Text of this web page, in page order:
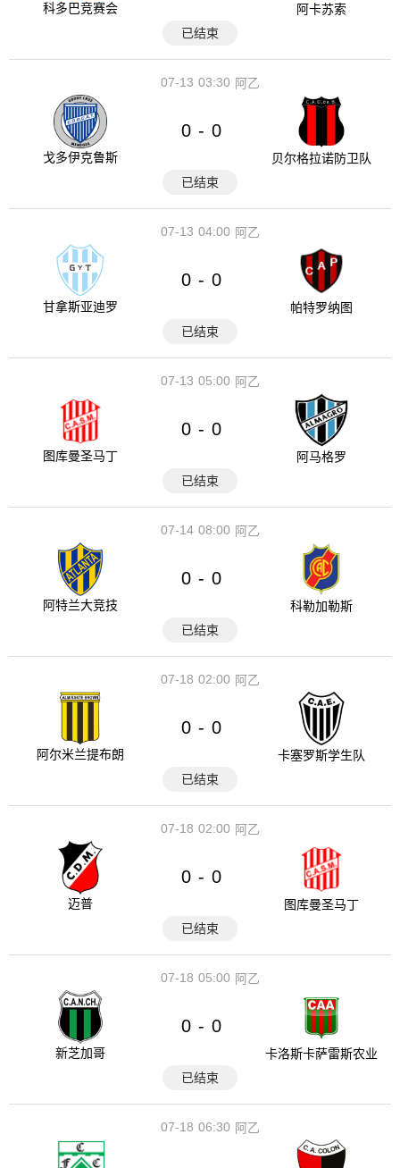
科多巴竞赛会
阿卡苏索
已结束
03:30
07-13 阿乙
戈多伊克鲁斯
0 - 0
贝尔格拉诺防卫队
已结束
04:00
07-13 阿乙
甘拿斯亚迪罗
0 - 0
帕特罗纳图
已结束
05:00
07-13 阿乙
图库曼圣马丁
0 - 0
阿马格罗
已结束
08:00
07-14 阿乙
阿特兰大竞技
0 - 0
科勒加勒斯
已结束
02:00
07-18 阿乙
阿尔米兰提布朗
0 - 0
卡塞罗斯学生队
已结束
02:00
07-18 阿乙
迈普
0 - 0
图库曼圣马丁
已结束
05:00
07-18 阿乙
新芝加哥
0 - 0
卡洛斯卡萨雷斯农业
已结束
06:30
07-18 阿乙